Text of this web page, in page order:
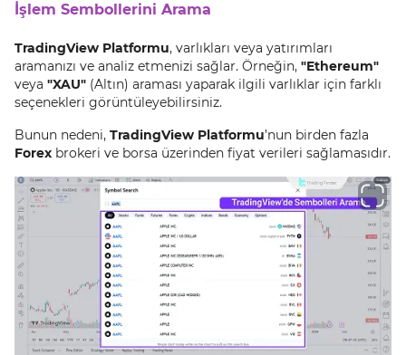
İşlem Sembollerini Arama
TradingView Platformu, varlıkları veya yatırımları
aramanızı ve analiz etmenizi sağlar. Örneğin, "Ethereum"
veya "XAU" (Altın) araması yaparak ilgili varlıklar için farklı
seçenekleri görüntüleyebilirsiniz.
Bunun nedeni, TradingView Platformu’nun birden fazla
Forex brokeri ve borsa üzerinden fiyat verileri sağlamasıdır.